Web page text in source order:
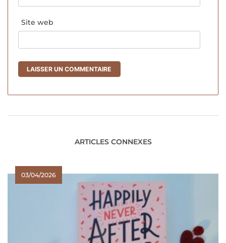
Site web
ARTICLES CONNEXES
03/04/2026